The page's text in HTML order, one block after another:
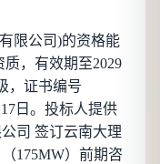
限公司)的资格能
，有效期至2029
，证书编号
日。投标人提供
司 签订云南大理
175MW）前期咨